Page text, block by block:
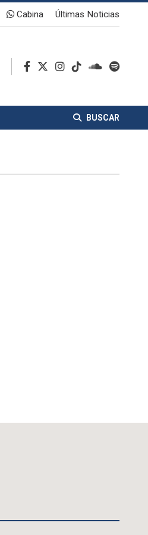
Cabina Últimas Noticias
BUSCAR